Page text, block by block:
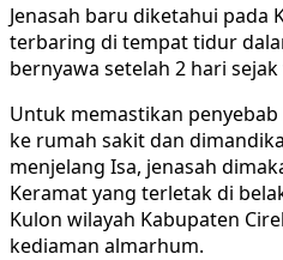
Jenasah baru diketahui pada
terbaring di tempat tidur
bernyawa setelah 2 hari
Untuk memastikan
ke rumah sakit dan
menjelang Isa, jenasah
Keramat yang terletak di
Kulon wilayah Kabupaten
kediaman almarhum.